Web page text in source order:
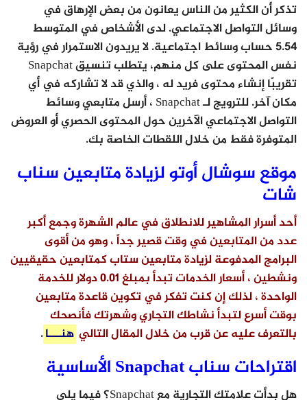
تذكر أن الكثير من الناس يعانون من بعض الإرهاق في
وسائل التواصل الاجتماعي. لدى الأشخاص في المتوسط
5.54 حساب وسائط اجتماعية. لا يريدون الاستمرار في رؤية
نفس المحتوى على كل منهم، يتطلب تنسيق Snapchat
تقريبًا إنشاء محتوى فريد له ، والذي قد لا تشاركه في أي
مكان آخر. للترويج لـ Snapchat ، أرسل متابعي وسائط
التواصل الاجتماعي الآخرين حول المحتوى الحصري أو العروض
المتوفرة فقط من خلال اللقطات الخاصة بك.
موقع سوشال أوتو لزيادة متابعين سناب
شات
أحد أسرار المشاهير للانطلاق في عالم الشهرة وجمع أكبر
عدد من المتابعين في وقت قصير جداً ، وهو من أقوى
البرامج المدفوعة لزيادة متابعين ستاب كمتابعين حقيقيين
ونشطين ، أسعار الخدمات تبدأ بمبلغ0.01 دولار
للخدمة
الواحدة ، لذلك إن كنت تفكر في تكوين قاعدة متابعين
بوقت أسرع لتبدأ نشاطك التجاري وشهرتك فأنصحك
بالتعرف عليه عن قرب من خلال المقال التالي هنـــا.
اقتراحات سناب Snapchat الأساسية
هل بدأت علامتك التجارية مع Snapchat؟ فيما يلي